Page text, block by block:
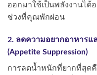
ออกมาใช้เป็นพลังงานไ
ช่วงที่คุณพักผ่อน
2. ลดความอยากอาหาร
(Appetite Suppression)
การลดน้ำหนักที่ยากที่สุด